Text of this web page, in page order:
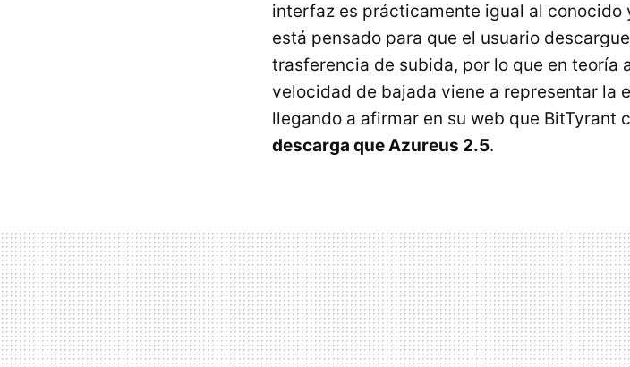
interfaz es prácticamente igual al conocido
está pensado para que el usuario
trasferencia de subida, por lo que en teoría
velocidad de bajada viene a representar la
llegando a afirmar en su web que BitTyrant
descarga que Azureus 2.5.